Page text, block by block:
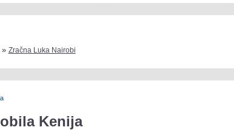
» Zračna Luka Nairobi
Kenija